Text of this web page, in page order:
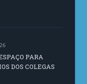
PARA
DOS COLEGAS